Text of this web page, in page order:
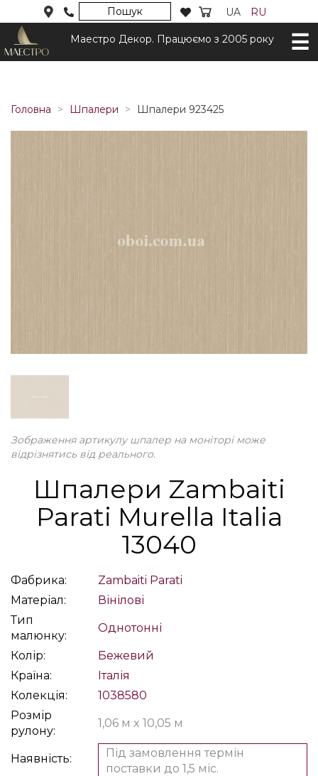
Пошук UA RU
Маестро Декор. Працюємо з 2005 року
Головна Шпалери Шпалери 923425
Зображення артикулу шпалер на моніторі може
відрізнятись від реального.
Шпалери Zambaiti
Parati Murella Italia
13040
Фабрика:
Zambaiti Parati
Матеріал:
Вінілові
Тип
малюнку:
Однотонні
Колір:
Бежевий
Країна:
Італія
Колекція:
1038580
Розмір
рулону:
1,06 м x 10,05 м
Наявність:
Під замовлення термін
поставки до 1,5 міс.